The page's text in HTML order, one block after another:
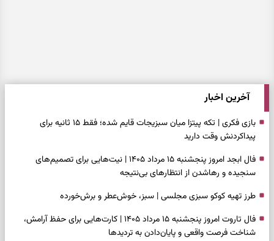
آخرین اخبار
بازی فکری | تکه پیتزا میان سبزیجات قایم شده؛ فقط ۱۵ ثانیه برای
پیداکردنش وقت دارید
فال ابجد امروز پنجشنبه ۱۵ مرداد ۱۴۰۵ | نیت‌هایی برای تصمیم‌های
سنجیده و رهاشدن از انتظارهای بی‌نتیجه
طرز تهیه کوکو سبزی مجلسی | سبز، خوش‌عطر و برش‌خورده
فال تاروت امروز پنجشنبه ۱۵ مرداد ۱۴۰۵ | کارت‌هایی برای حفظ آرامش،
شناخت فرصت واقعی و پایان‌دادن به تردیدها